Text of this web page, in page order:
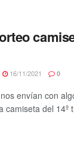
16/11/2021 0
envían con
camiseta del 14º